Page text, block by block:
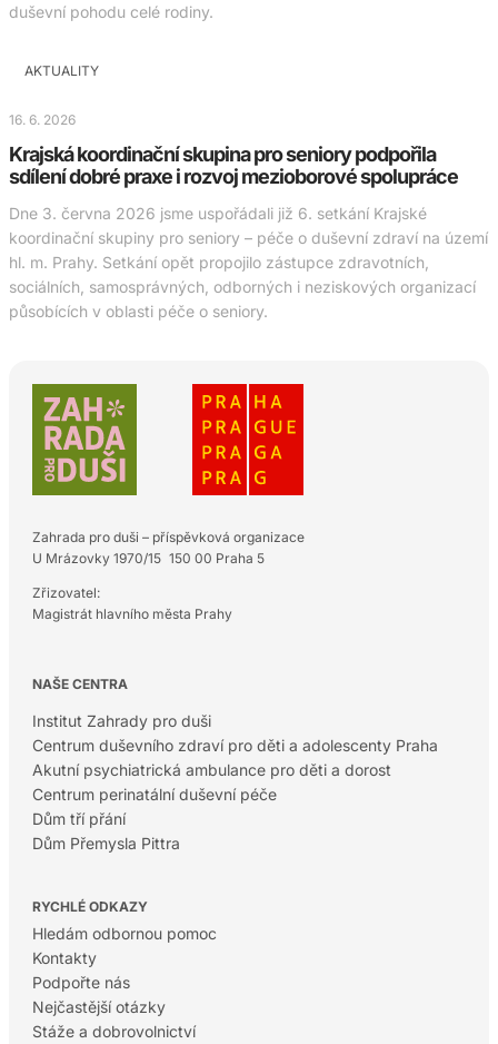
duševní pohodu celé rodiny.
AKTUALITY
16. 6. 2026
Krajská koordinační skupina pro seniory podpořila
sdílení dobré praxe i rozvoj mezioborové spolupráce
Dne 3. června 2026 jsme uspořádali již 6. setkání Krajské
koordinační skupiny pro seniory – péče o duševní zdraví na území
hl. m. Prahy. Setkání opět propojilo zástupce zdravotních,
sociálních, samosprávných, odborných i neziskových organizací
působících v oblasti péče o seniory.
Zahrada pro duši – příspěvková organizace
U Mrázovky 1970/15 150 00 Praha 5
Zřizovatel:
Magistrát hlavního města Prahy
NAŠE CENTRA
Institut Zahrady pro duši
Centrum duševního zdraví pro děti a adolescenty Praha
Akutní psychiatrická ambulance pro děti a dorost
Centrum perinatální duševní péče
Dům tří přání
Dům Přemysla Pittra
RYCHLÉ ODKAZY
Hledám odbornou pomoc
Kontakty
Podpořte nás
Nejčastější otázky
Stáže a dobrovolnictví